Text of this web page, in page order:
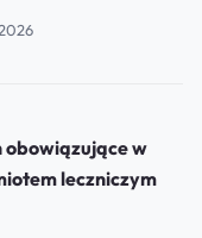
obowiązujące w
leczniczym